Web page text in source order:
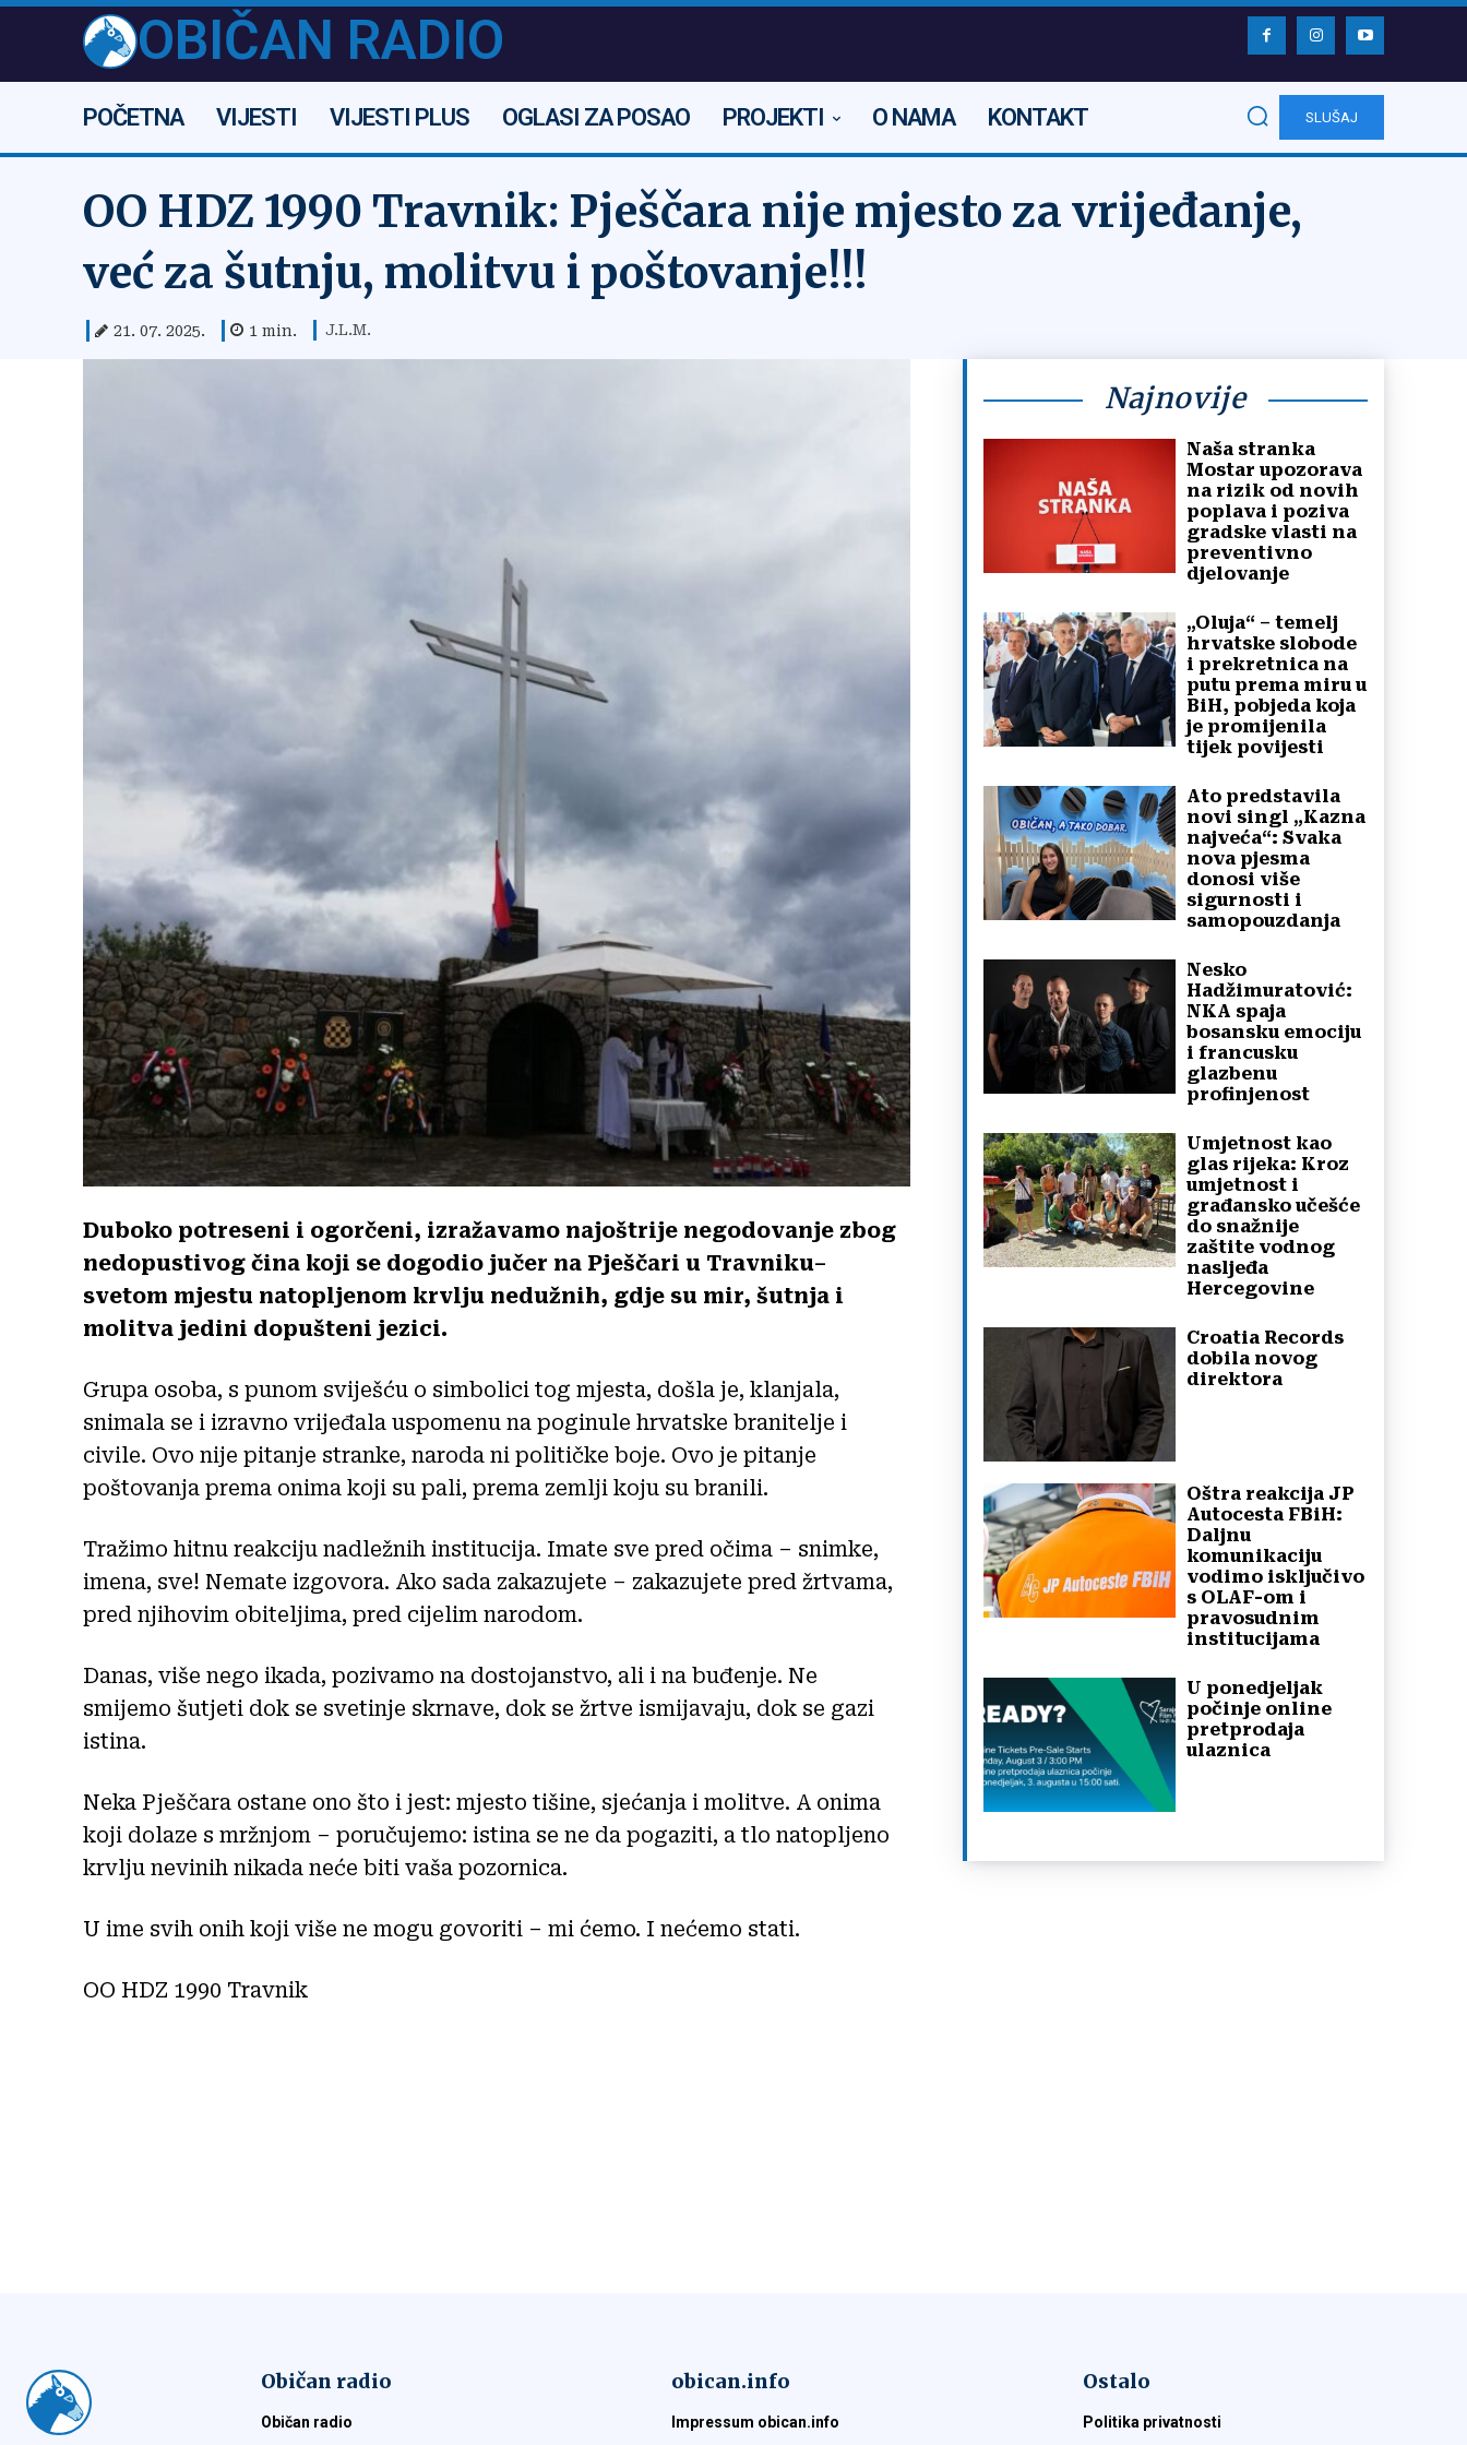
OBIČAN RADIO
POČETNA VIJESTI VIJESTI PLUS OGLASI ZA POSAO PROJEKTI O NAMA KONTAKT SLUŠAJ
OO HDZ 1990 Travnik: Pješčara nije mjesto za vrijeđanje,
već za šutnju, molitvu i poštovanje!!!
21. 07. 2025. 1 min. J.L.M.
Duboko potreseni i ogorčeni, izražavamo najoštrije negodovanje zbog
nedopustivog čina koji se dogodio jučer na Pješčari u Travniku–
svetom mjestu natopljenom krvlju nedužnih, gdje su mir, šutnja i
molitva jedini dopušteni jezici.
Grupa osoba, s punom sviješću o simbolici tog mjesta, došla je, klanjala,
snimala se i izravno vrijeđala uspomenu na poginule hrvatske branitelje i
civile. Ovo nije pitanje stranke, naroda ni političke boje. Ovo je pitanje
poštovanja prema onima koji su pali, prema zemlji koju su branili.
Tražimo hitnu reakciju nadležnih institucija. Imate sve pred očima – snimke,
imena, sve! Nemate izgovora. Ako sada zakazujete – zakazujete pred žrtvama,
pred njihovim obiteljima, pred cijelim narodom.
Danas, više nego ikada, pozivamo na dostojanstvo, ali i na buđenje. Ne
smijemo šutjeti dok se svetinje skrnave, dok se žrtve ismijavaju, dok se gazi
istina.
Neka Pješčara ostane ono što i jest: mjesto tišine, sjećanja i molitve. A onima
koji dolaze s mržnjom – poručujemo: istina se ne da pogaziti, a tlo natopljeno
krvlju nevinih nikada neće biti vaša pozornica.
U ime svih onih koji više ne mogu govoriti – mi ćemo. I nećemo stati.
OO HDZ 1990 Travnik
Najnovije
Naša stranka
Mostar upozorava
na rizik od novih
poplava i poziva
gradske vlasti na
preventivno
djelovanje
„Oluja“ – temelj
hrvatske slobode
i prekretnica na
putu prema miru u
BiH, pobjeda koja
je promijenila
tijek povijesti
Ato predstavila
novi singl „Kazna
najveća“: Svaka
nova pjesma
donosi više
sigurnosti i
samopouzdanja
Nesko
Hadžimuratović:
NKA spaja
bosansku emociju
i francusku
glazbenu
profinjenost
Umjetnost kao
glas rijeka: Kroz
umjetnost i
građansko učešće
do snažnije
zaštite vodnog
nasljeđa
Hercegovine
Croatia Records
dobila novog
direktora
Oštra reakcija JP
Autocesta FBiH:
Daljnu
komunikaciju
vodimo isključivo
s OLAF-om i
pravosudnim
institucijama
U ponedjeljak
počinje online
pretprodaja
ulaznica
Običan radio
Običan radio
obican.info
Impressum obican.info
Ostalo
Politika privatnosti